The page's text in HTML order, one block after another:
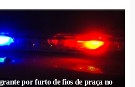
por furto de fios de praça no